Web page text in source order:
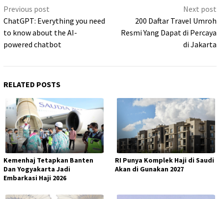
Post
navigation
Previous post
ChatGPT: Everything you need
to know about the AI-
powered chatbot
Next post
200 Daftar Travel Umroh
Resmi Yang Dapat di Percaya
di Jakarta
RELATED POSTS
Kemenhaj Tetapkan Banten
Dan Yogyakarta Jadi
Embarkasi Haji 2026
RI Punya Komplek Haji di Saudi
Akan di Gunakan 2027